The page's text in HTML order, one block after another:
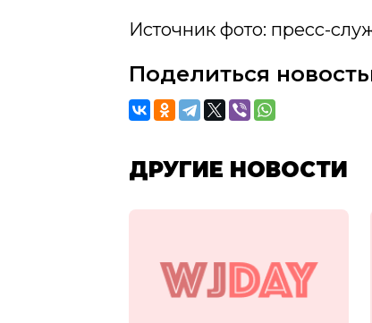
Источник фото: пресс-
Поделиться
ДРУГИЕ НОВОСТИ